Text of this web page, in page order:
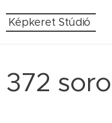
Képkeret Stúdió
372